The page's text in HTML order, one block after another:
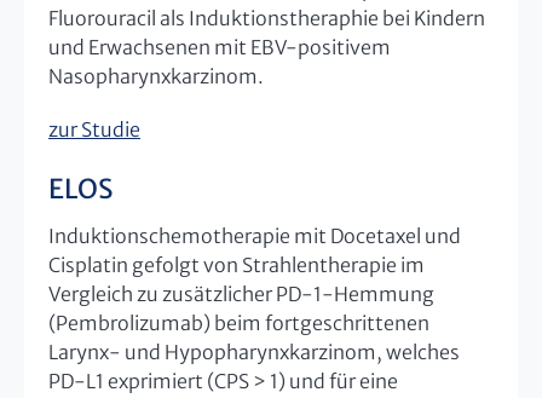
Fluorouracil als Induktionstheraphie bei Kindern
und Erwachsenen mit EBV-positivem
Nasopharynxkarzinom.
zur Studie
ELOS
Induktionschemotherapie mit Docetaxel und
Cisplatin gefolgt von Strahlentherapie im
Vergleich zu zusätzlicher PD-1-Hemmung
(Pembrolizumab) beim fortgeschrittenen
Larynx- und Hypopharynxkarzinom, welches
PD-L1 exprimiert (CPS > 1) und für eine